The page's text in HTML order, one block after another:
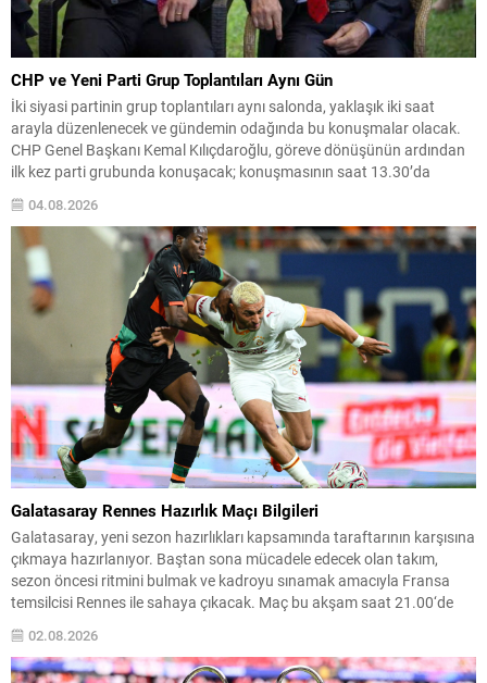
CHP ve Yeni Parti Grup Toplantıları Aynı Gün
İki siyasi partinin grup toplantıları aynı salonda, yaklaşık iki saat
arayla düzenlenecek ve gündemin odağında bu konuşmalar olacak.
CHP Genel Başkanı Kemal Kılıçdaroğlu, göreve dönüşünün ardından
ilk kez parti grubunda konuşacak; konuşmasının saat 13.30’da
yapılması planlanıyor. Yeni Parti’nin ilk grup toplantısı ve
teşkilatlanma Yeni Parti Genel Başkanı Özgür Özel, partisinin...
04.08.2026
Galatasaray Rennes Hazırlık Maçı Bilgileri
Galatasaray, yeni sezon hazırlıkları kapsamında taraftarının karşısına
çıkmaya hazırlanıyor. Baştan sona mücadele edecek olan takım,
sezon öncesi ritmini bulmak ve kadroyu sınamak amacıyla Fransa
temsilcisi Rennes ile sahaya çıkacak. Maç bu akşam saat 21.00‘de
RAMS Park’ta oynanacak ve karşılaşma TV100 kanalı üzerinden canlı
yayınlanacak. Galatasaray, taraftar desteğiyle galibiyet hedefli bir...
02.08.2026